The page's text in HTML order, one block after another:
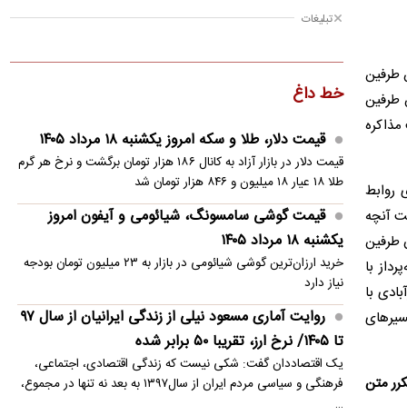
طرفین
طرفین
روابط
آنچه
طرفین
با
با
متن
سخنگوی نیروهای مسلح یمن: پالایشگاه آرامکو را
صالحی و عراقچی در مراسم تعزیه
جدید روی میز
درخواست مومنی از سیاستگذاران/ چرا وضعیت
فوق‌العاده اعلام نمی‌کنید؟
تبلیغات
خط داغ
قیمت دلار، طلا و سکه امروز یکشنبه ۱۸ مرداد ۱۴۰۵
قیمت دلار در بازار آزاد به کانال ۱۸۶ هزار تومان برگشت و نرخ هر گرم
طلا ۱۸ عیار ۱۸ میلیون و ۸۴۶ هزار تومان شد
قیمت گوشی سامسونگ، شیائومی و آیفون امروز
یکشنبه ۱۸ مرداد ۱۴۰۵
خرید ارزان‌ترین گوشی شیائومی در بازار به ۲۳ میلیون تومان بودجه
نیاز دارد
روایت آماری مسعود نیلی از زندگی ایرانیان از سال ۹۷
تا ۱۴۰۵/ نرخ ارز، تقریبا ۵۰ برابر شده
یک اقتصاددان گفت: شکی نیست که زندگی اقتصادی، اجتماعی،
فرهنگی و سیاسی مردم ایران از سال۱۳۹۷ به بعد نه تنها در مجموع،
…